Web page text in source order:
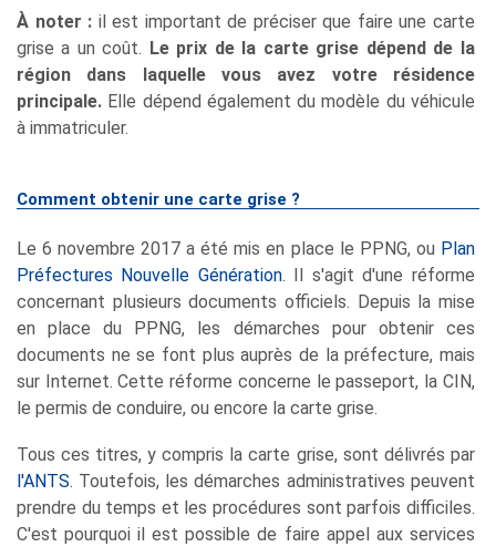
À noter : il est important de préciser que faire une carte
grise a un coût. Le prix de la carte grise dépend de la
région dans laquelle vous avez votre résidence
principale. Elle dépend également du modèle du véhicule
à immatriculer.
Comment obtenir une carte grise ?
Le 6 novembre 2017 a été mis en place le PPNG, ou Plan
Préfectures Nouvelle Génération. Il s'agit d'une réforme
concernant plusieurs documents officiels. Depuis la mise
en place du PPNG, les démarches pour obtenir ces
documents ne se font plus auprès de la préfecture, mais
sur Internet. Cette réforme concerne le passeport, la CIN,
le permis de conduire, ou encore la carte grise.
Tous ces titres, y compris la carte grise, sont délivrés par
l'ANTS. Toutefois, les démarches administratives peuvent
prendre du temps et les procédures sont parfois difficiles.
C'est pourquoi il est possible de faire appel aux services